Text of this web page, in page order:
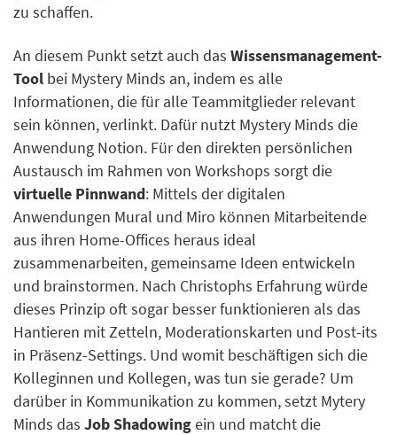
zu schaffen.
An diesem Punkt setzt auch das Wissensmanagement-
Tool bei Mystery Minds an, indem es alle
Informationen, die für alle Teammitglieder relevant
sein können, verlinkt. Dafür nutzt Mystery Minds die
Anwendung Notion. Für den direkten persönlichen
Austausch im Rahmen von Workshops sorgt die
virtuelle Pinnwand: Mittels der digitalen
Anwendungen Mural und Miro können Mitarbeitende
aus ihren Home-Offices heraus ideal
zusammenarbeiten, gemeinsame Ideen entwickeln
und brainstormen. Nach Christophs Erfahrung würde
dieses Prinzip oft sogar besser funktionieren als das
Hantieren mit Zetteln, Moderationskarten und Post-its
in Präsenz-Settings. Und womit beschäftigen sich die
Kolleginnen und Kollegen, was tun sie gerade? Um
darüber in Kommunikation zu kommen, setzt Mytery
Minds das Job Shadowingein und matcht die